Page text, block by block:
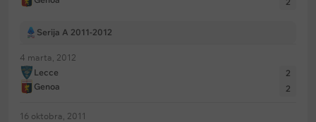
Serija A 2011-2012
4 marta, 2012
Lecce
Genoa
2
2
16 oktobra, 2011